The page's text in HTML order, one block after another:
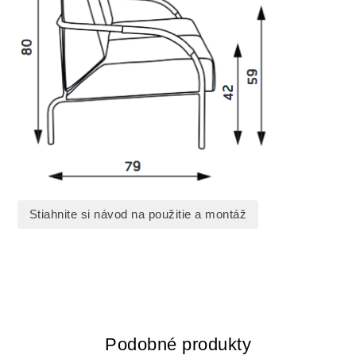
Stiahnite si návod na použitie a montáž
Podobné produkty